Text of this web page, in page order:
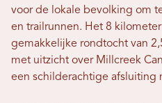
voor de lokale bevolking om
en trailrunnen. Het 8
gemakkelijke rondtocht van
met uitzicht over Millcreek
een schilderachtige afsluiting